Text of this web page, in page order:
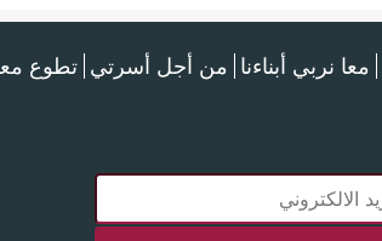
معا نربي أبناءنا من أجل أسرتي تطوع